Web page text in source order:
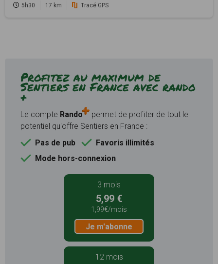
5h30 17 km Tracé GPS
Profitez au maximum de
Sentiers en France avec rando
+
Le compte Rando
permet de profiter de tout le
potentiel qu'offre Sentiers en France :
Pas de pub
Favoris illimités
Mode hors-connexion
3 mois
5,99 €
1,99€/mois
Je m'abonne
12 mois